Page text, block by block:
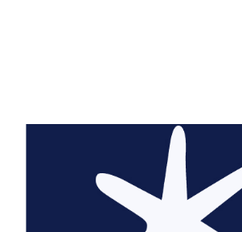
Judi Abbot